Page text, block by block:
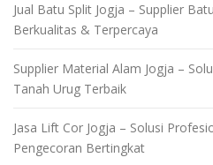
Jual Batu Split Jogja – Supplier
Berkualitas & Terpercaya
Supplier Material Alam Jogja –
Tanah Urug Terbaik
Jasa Lift Cor Jogja – Solusi
Pengecoran Bertingkat